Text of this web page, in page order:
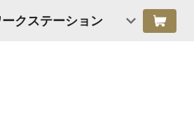
クステーション